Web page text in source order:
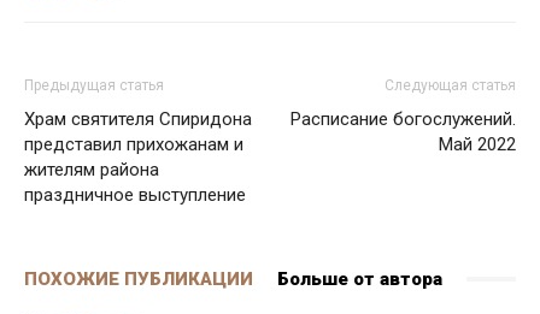
Предыдущая статья
Храм святителя Спиридона
представил прихожанам и
жителям района
праздничное выступление
Следующая статья
Расписание богослужений.
Май 2022
ПОХОЖИЕ ПУБЛИКАЦИИ Больше от автора